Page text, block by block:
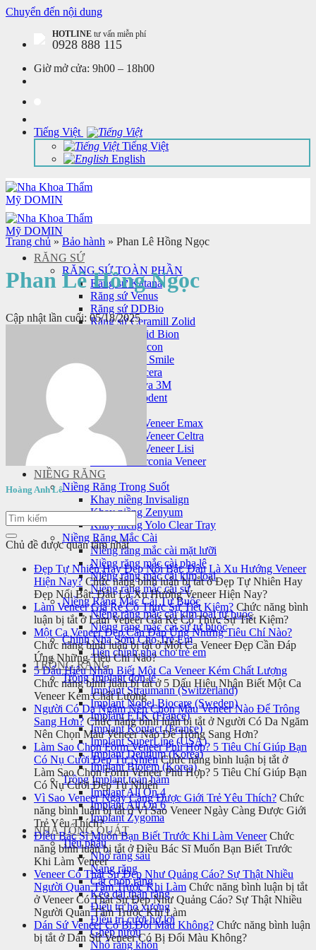
Chuyển đến nội dung
HOTLINE tư vấn miễn phí
0928 888 115
Giờ mở cửa: 9h00 – 18h00
Tiếng Việt
Tiếng Việt
English
RĂNG SỨ
RĂNG SỨ TOÀN PHẦN
Răng sứ Katana
Răng sứ Venus
Răng sứ DDBio
Răng sứ Ceramill Zolid
Răng sứ Zolid Bion
Răng sứ Cercon
Răng sứ HT Smile
Răng sứ Nacera
Răng sứ Lava 3M
Răng sứ Orodent
Mặt dán sứ veneer
Mặt dán sứ Veneer Emax
Mặt dán sứ Veneer Celtra
Mặt dán sứ Veneer Lisi
Laminate Zirconia Veneer
NIỀNG RĂNG
Niềng Răng Trong Suốt
Khay niềng Invisalign
Khay niềng Zenyum
Khay niềng Yolo Clear Tray
Niềng Răng Mắc Cài
Niềng răng mắc cài mặt lưỡi
Niềng răng mắc cài pha lê
Niềng răng mắc cài kim loại
Niềng răng mắc cài sứ
Niềng Răng Mắc Cài Tự Buộc
Niềng răng mắc cài kim loại tự buộc
Niềng răng mắc cài sứ tự buộc
Chỉnh Nha Sớm Cho Trẻ Em
Tiền chỉnh nha cho trẻ em
TRỒNG RĂNG
Trồng Implant đơn lẻ
Implant Straumann (Switzerland)
Implant Nobel Biocare (Sweden)
Implant ETK (France)
Implant Kontact (France)
Implant SuperLine (USA)
Implant Dentium (Korea)
Implant Biotem (Korea)
Trồng Implant toàn hàm
Implant All On 4
Implant All On 6
Implant Zygoma
NHA TỔNG QUÁT
Tiểu phẫu
Nhổ răng sâu
Nang răng
Cắt chóp răng
Kéo dài thân răng
Điều trị hô xương
Điều trị cười hở lợi
Ghép nướu
Nhổ răng khôn
Trang chủ » Bảo hành » Phan Lê Hồng Ngọc
Phan Lê Hồng Ngọc
Cập nhật lần cuối: 05/18/2025
Hoàng Anh Lê
Chủ đề được quan tâm nhất
Đẹp Tự Nhiên Hay Đẹp Nổi Bật: Đâu Là Xu Hướng Veneer
Hiện Nay? Chức năng bình luận bị tắtở Đẹp Tự Nhiên Hay
Đẹp Nổi Bật: Đâu Là Xu Hướng Veneer Hiện Nay?
Làm Veneer Giá Rẻ Có Thực Sự Tiết Kiệm? Chức năng bình
luận bị tắtở Làm Veneer Giá Rẻ Có Thực Sự Tiết Kiệm?
Một Ca Veneer Đẹp Cần Đáp Ứng Những Tiêu Chí Nào?
Chức năng bình luận bị tắtở Một Ca Veneer Đẹp Cần Đáp
Ứng Những Tiêu Chí Nào?
5 Dấu Hiệu Nhận Biết Một Ca Veneer Kém Chất Lượng
Chức năng bình luận bị tắtở 5 Dấu Hiệu Nhận Biết Một Ca
Veneer Kém Chất Lượng
Người Có Da Ngăm Nên Chọn Màu Veneer Nào Để Trông
Sang Hơn? Chức năng bình luận bị tắtở Người Có Da Ngăm
Nên Chọn Màu Veneer Nào Để Trông Sang Hơn?
Làm Sao Chọn Form Veneer Phù Hợp? 5 Tiêu Chí Giúp Bạn
Có Nụ Cười Đẹp Tự Nhiên Chức năng bình luận bị tắtở
Làm Sao Chọn Form Veneer Phù Hợp? 5 Tiêu Chí Giúp Bạn
Có Nụ Cười Đẹp Tự Nhiên
Vì Sao Veneer Ngày Càng Được Giới Trẻ Yêu Thích? Chức
năng bình luận bị tắtở Vì Sao Veneer Ngày Càng Được Giới
Trẻ Yêu Thích?
Điều Bác Sĩ Muốn Bạn Biết Trước Khi Làm Veneer Chức
năng bình luận bị tắtở Điều Bác Sĩ Muốn Bạn Biết Trước
Khi Làm Veneer
Veneer Có Thật Sự Đẹp Như Quảng Cáo? Sự Thật Nhiều
Người Quan Tâm Trước Khi Làm Chức năng bình luận bị tắt
ở Veneer Có Thật Sự Đẹp Như Quảng Cáo? Sự Thật Nhiều
Người Quan Tâm Trước Khi Làm
Dán Sứ Veneer Có Bị Đổi Màu Không? Chức năng bình luận
bị tắtở Dán Sứ Veneer Có Bị Đổi Màu Không?